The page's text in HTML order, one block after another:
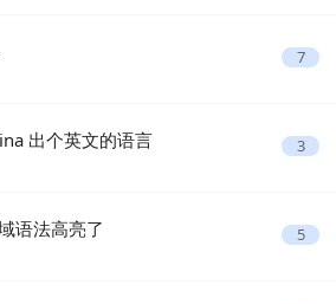
7
出个英文的语言 3
语法高亮了 5